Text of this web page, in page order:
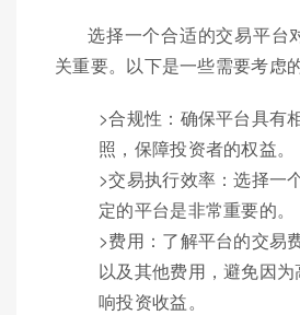
选择一个合适的交易平台
关重要。以下是一些需要考虑
>合规性：确保平台具有
照，保障投资者的权益。
>交易执行效率：选择一
定的平台是非常重要的。
>费用：了解平台的交易
以及其他费用，避免因
响投资收益。